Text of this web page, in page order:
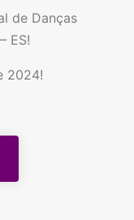
de Danças
ES!
2024!